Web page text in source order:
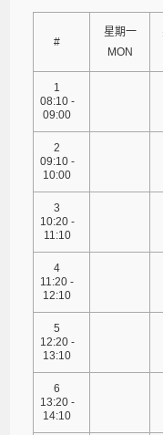
#
星期一
MON
1
08:10 -
09:00
2
09:10 -
10:00
3
10:20 -
11:10
4
11:20 -
12:10
5
12:20 -
13:10
6
13:20 -
14:10